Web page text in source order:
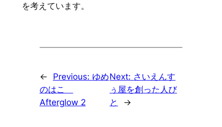
を考えています。
← Previous: ゆめ
のはこ
Afterglow 2
Next: さいえんす
ぅ屋を創った人び
と
→